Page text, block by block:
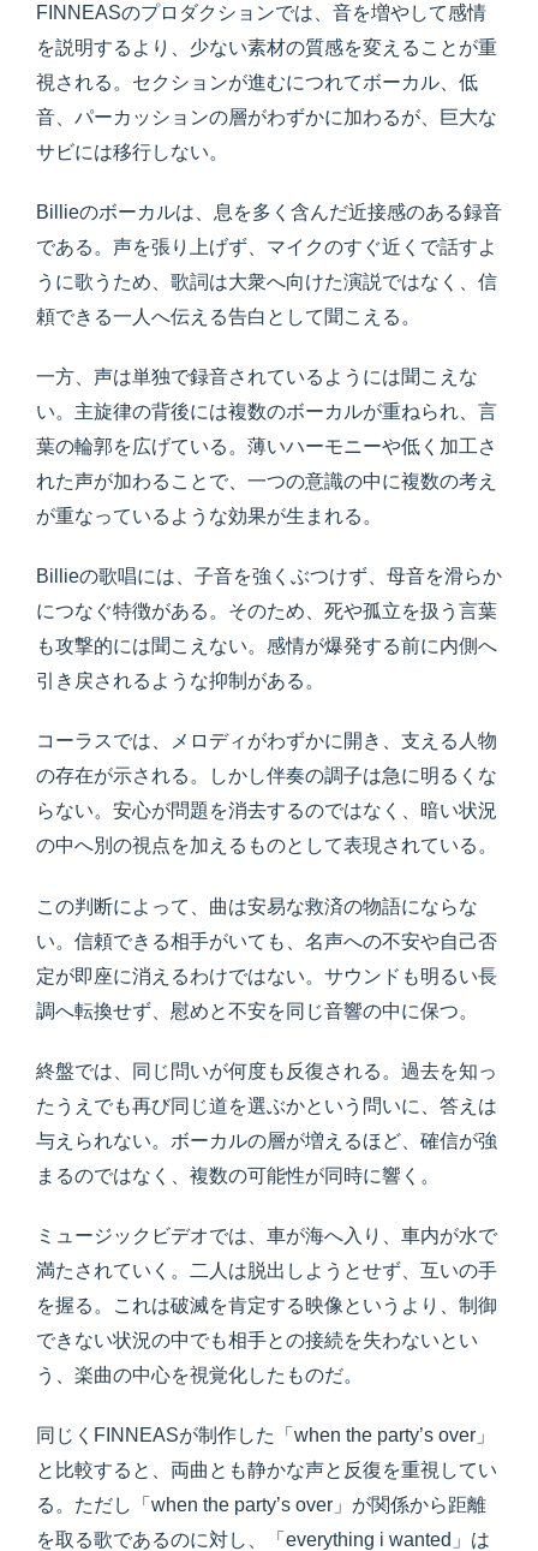
FINNEASのプロダクションでは、音を増やして感情
を説明するより、少ない素材の質感を変えることが重
視される。セクションが進むにつれてボーカル、低
音、パーカッションの層がわずかに加わるが、巨大な
サビには移行しない。
Billieのボーカルは、息を多く含んだ近接感のある録音
である。声を張り上げず、マイクのすぐ近くで話すよ
うに歌うため、歌詞は大衆へ向けた演説ではなく、信
頼できる一人へ伝える告白として聞こえる。
一方、声は単独で録音されているようには聞こえな
い。主旋律の背後には複数のボーカルが重ねられ、言
葉の輪郭を広げている。薄いハーモニーや低く加工さ
れた声が加わることで、一つの意識の中に複数の考え
が重なっているような効果が生まれる。
Billieの歌唱には、子音を強くぶつけず、母音を滑らか
につなぐ特徴がある。そのため、死や孤立を扱う言葉
も攻撃的には聞こえない。感情が爆発する前に内側へ
引き戻されるような抑制がある。
コーラスでは、メロディがわずかに開き、支える人物
の存在が示される。しかし伴奏の調子は急に明るくな
らない。安心が問題を消去するのではなく、暗い状況
の中へ別の視点を加えるものとして表現されている。
この判断によって、曲は安易な救済の物語にならな
い。信頼できる相手がいても、名声への不安や自己否
定が即座に消えるわけではない。サウンドも明るい長
調へ転換せず、慰めと不安を同じ音響の中に保つ。
終盤では、同じ問いが何度も反復される。過去を知っ
たうえでも再び同じ道を選ぶかという問いに、答えは
与えられない。ボーカルの層が増えるほど、確信が強
まるのではなく、複数の可能性が同時に響く。
ミュージックビデオでは、車が海へ入り、車内が水で
満たされていく。二人は脱出しようとせず、互いの手
を握る。これは破滅を肯定する映像というより、制御
できない状況の中でも相手との接続を失わないとい
う、楽曲の中心を視覚化したものだ。
同じくFINNEASが制作した「when the party’s over」
と比較すると、両曲とも静かな声と反復を重視してい
る。ただし「when the party’s over」が関係から距離
を取る歌であるのに対し、「everything i wanted」は